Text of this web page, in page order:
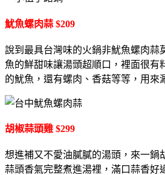
魷魚螺肉蒜 $209
說到最具台灣味的火鍋非魷魚螺肉蒜
魚的鮮甜味讓湯頭超順口，裡面很有
的魷魚，還有螺肉、香菇等等，用來
胡椒蒜頭雞 $299
想進補又不愛油膩膩的湯頭，來一鍋
蒜頭香氣完整煮進湯裡，滿口蒜香好